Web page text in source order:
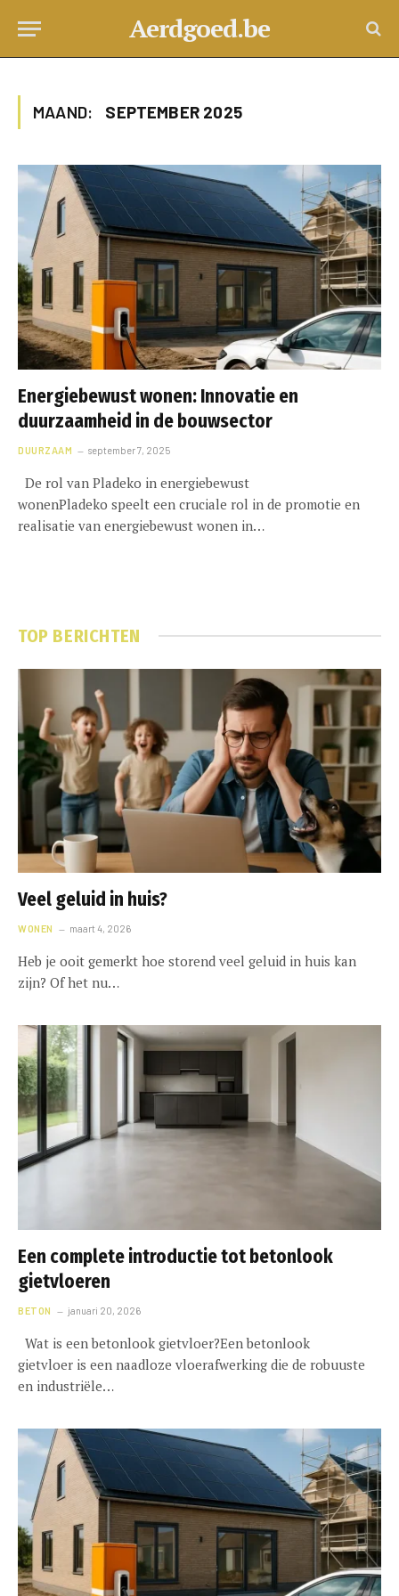
Aerdgoed.be
MAAND: SEPTEMBER 2025
Energiebewust wonen: Innovatie en
duurzaamheid in de bouwsector
DUURZAAM september 7, 2025
De rol van Pladeko in energiebewust
wonenPladeko speelt een cruciale rol in de promotie en
realisatie van energiebewust wonen in…
TOP BERICHTEN
Veel geluid in huis?
WONEN maart 4, 2026
Heb je ooit gemerkt hoe storend veel geluid in huis kan
zijn? Of het nu…
Een complete introductie tot betonlook
gietvloeren
BETON januari 20, 2026
Wat is een betonlook gietvloer?Een betonlook
gietvloer is een naadloze vloerafwerking die de robuuste
en industriële…